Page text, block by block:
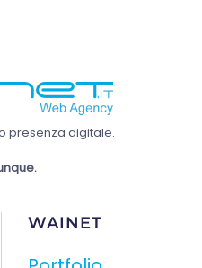
presenza digitale.
WAINET